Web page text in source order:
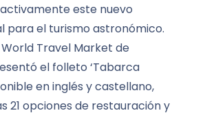
este nuevo
para el turismo astronómico.
Travel Market de
el folleto ‘Tabarca
en inglés y castellano,
21 opciones de restauración y